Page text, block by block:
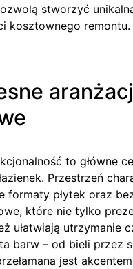
stworzyć
kosztownego remontu.
to główne
Przestrzeń
formaty płytek oraz
które nie tylko
ułatwiają utrzymanie
barw – od bieli przez
jest akcentem